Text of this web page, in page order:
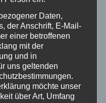
von Kartslalom-
die Möglichkeit
Altersklassen
liegt in den Händen
Daten,
der Anschrift, E-Mail-
einer betroffenen
mit der
und in
uns geltenden
möchte unser
über Art, Umfang